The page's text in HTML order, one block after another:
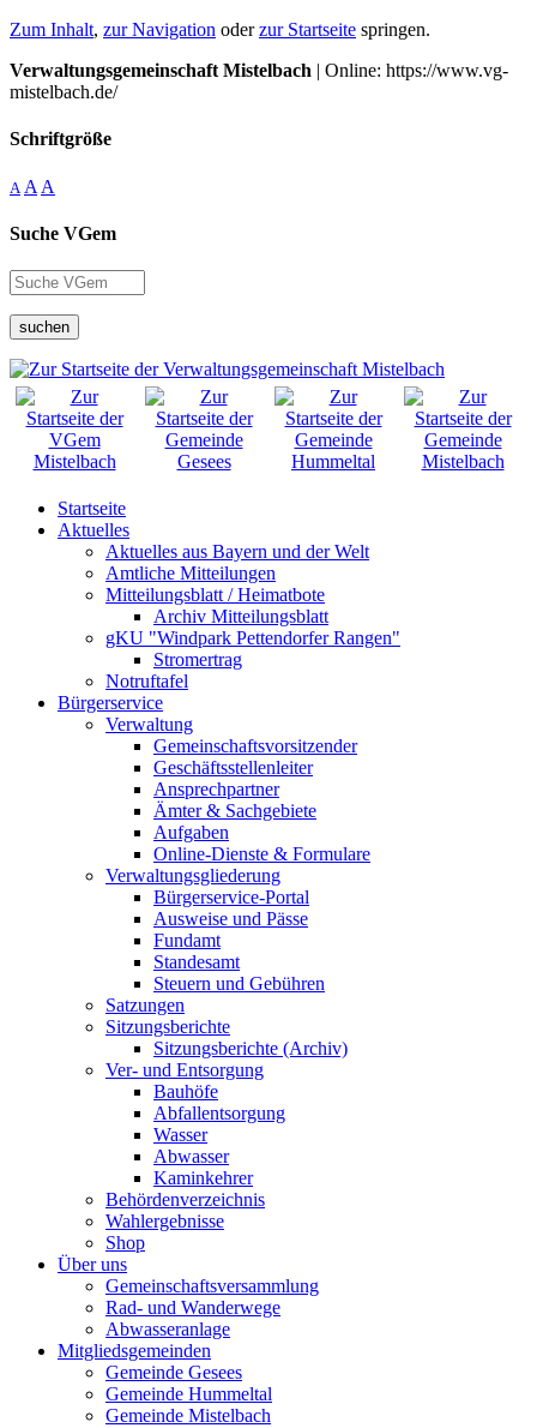
Zum Inhalt, zur Navigation oderzur Startseite springen.
Verwaltungsgemeinschaft Mistelbach | Online: https://www.vg-
mistelbach.de/
Schriftgröße
A A A
Suche VGem
suchen
Startseite
Aktuelles
Aktuelles aus Bayern und der Welt
Amtliche Mitteilungen
Mitteilungsblatt / Heimatbote
Archiv Mitteilungsblatt
gKU "Windpark Pettendorfer Rangen"
Stromertrag
Notruftafel
Bürgerservice
Verwaltung
Gemeinschaftsvorsitzender
Geschäftsstellenleiter
Ansprechpartner
Ämter & Sachgebiete
Aufgaben
Online-Dienste & Formulare
Verwaltungsgliederung
Bürgerservice-Portal
Ausweise und Pässe
Fundamt
Standesamt
Steuern und Gebühren
Satzungen
Sitzungsberichte
Sitzungsberichte (Archiv)
Ver- und Entsorgung
Bauhöfe
Abfallentsorgung
Wasser
Abwasser
Kaminkehrer
Behördenverzeichnis
Wahlergebnisse
Shop
Über uns
Gemeinschaftsversammlung
Rad- und Wanderwege
Abwasseranlage
Mitgliedsgemeinden
Gemeinde Gesees
Gemeinde Hummeltal
Gemeinde Mistelbach